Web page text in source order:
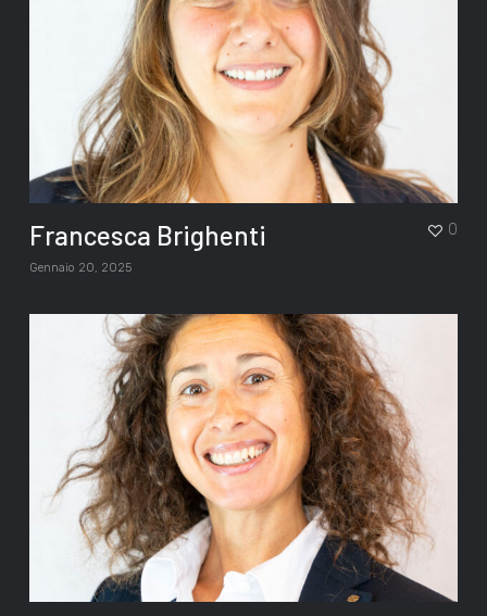
Francesca Brighenti
Gennaio 20, 2025
0